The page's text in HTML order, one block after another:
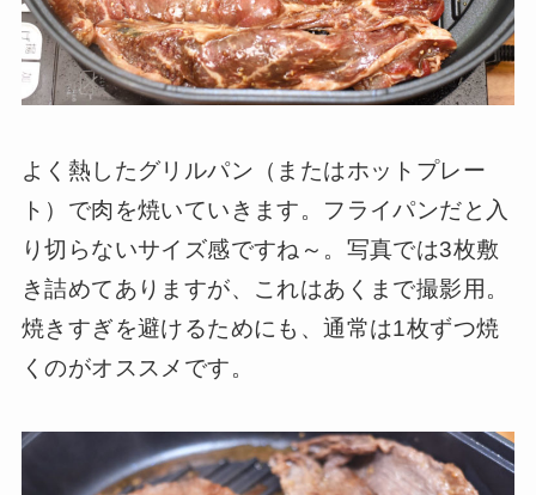
よく熱したグリルパン（またはホットプレー
ト）で肉を焼いていきます。フライパンだと入
り切らないサイズ感ですね～。写真では3枚敷
き詰めてありますが、これはあくまで撮影用。
焼きすぎを避けるためにも、通常は1枚ずつ焼
くのがオススメです。